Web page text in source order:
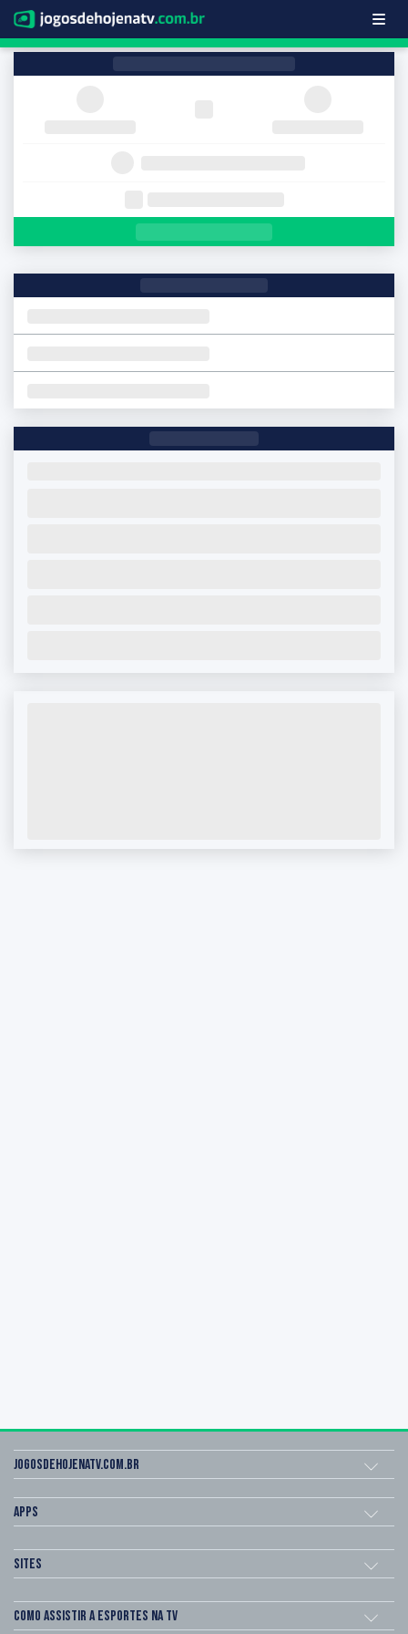
Jogosdehojenatv.com.br
Apps
Sites
Como assistir a esportes na TV